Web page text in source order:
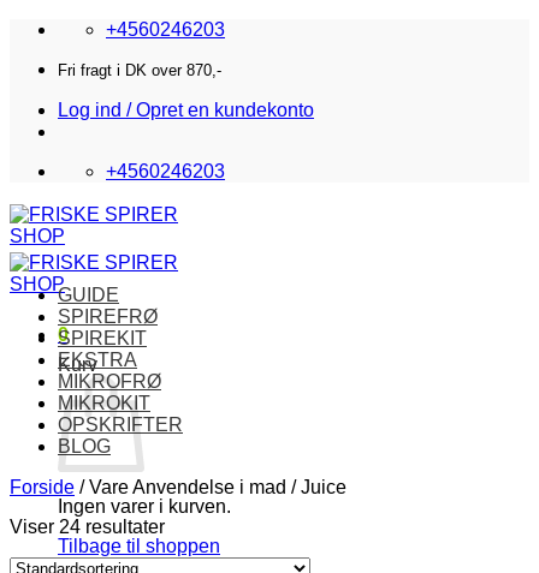
Fortsæt
indhold
+4560246203
Fri fragt i DK over 870,-
Log ind / Opret en kundekonto
+4560246203
0
Kurv
Ingen varer i kurven.
Tilbage til shoppen
GUIDE
SPIREFRØ
SPIREKIT
EKSTRA
MIKROFRØ
MIKROKIT
OPSKRIFTER
BLOG
Forside /Vare Anvendelse i mad /Juice
Viser 24 resultater